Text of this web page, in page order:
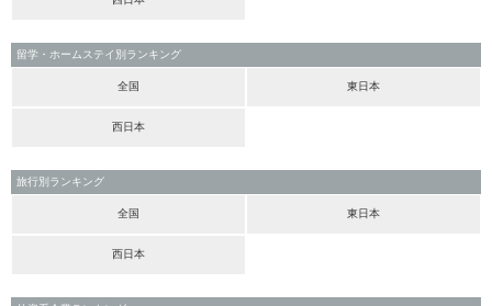
留学・ホームステイ別ランキング
全国 東日本
西日本
旅行別ランキング
全国 東日本
西日本